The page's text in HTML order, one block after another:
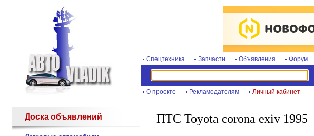
Спецтехника Запчасти Объявления Форум
О проекте Рекламодателям Личный кабинет
Доска объявлений ПТС Toyota corona exiv 1995